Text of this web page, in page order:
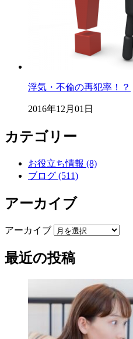
浮気・不倫の再犯率！？
2016年12月01日
カテゴリー
お役立ち情報 (8)
ブログ (511)
アーカイブ
アーカイブ
最近の投稿